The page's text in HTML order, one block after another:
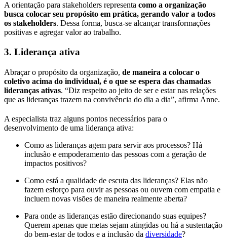
A orientação para stakeholders representa como a organização
busca colocar seu propósito em prática, gerando valor a todos
os stakeholders. Dessa forma, busca-se alcançar transformações
positivas e agregar valor ao trabalho.
3. Liderança ativa
Abraçar o propósito da organização, de maneira a colocar o
coletivo acima do individual, é o que se espera das chamadas
lideranças ativas. “Diz respeito ao jeito de ser e estar nas relações
que as lideranças trazem na convivência do dia a dia”, afirma Anne.
A especialista traz alguns pontos necessários para o
desenvolvimento de uma liderança ativa:
Como as lideranças agem para servir aos processos? Há
inclusão e empoderamento das pessoas com a geração de
impactos positivos?
Como está a qualidade de escuta das lideranças? Elas não
fazem esforço para ouvir as pessoas ou ouvem com empatia e
incluem novas visões de maneira realmente aberta?
Para onde as lideranças estão direcionando suas equipes?
Querem apenas que metas sejam atingidas ou há a sustentação
do bem-estar de todos e a inclusão da diversidade?